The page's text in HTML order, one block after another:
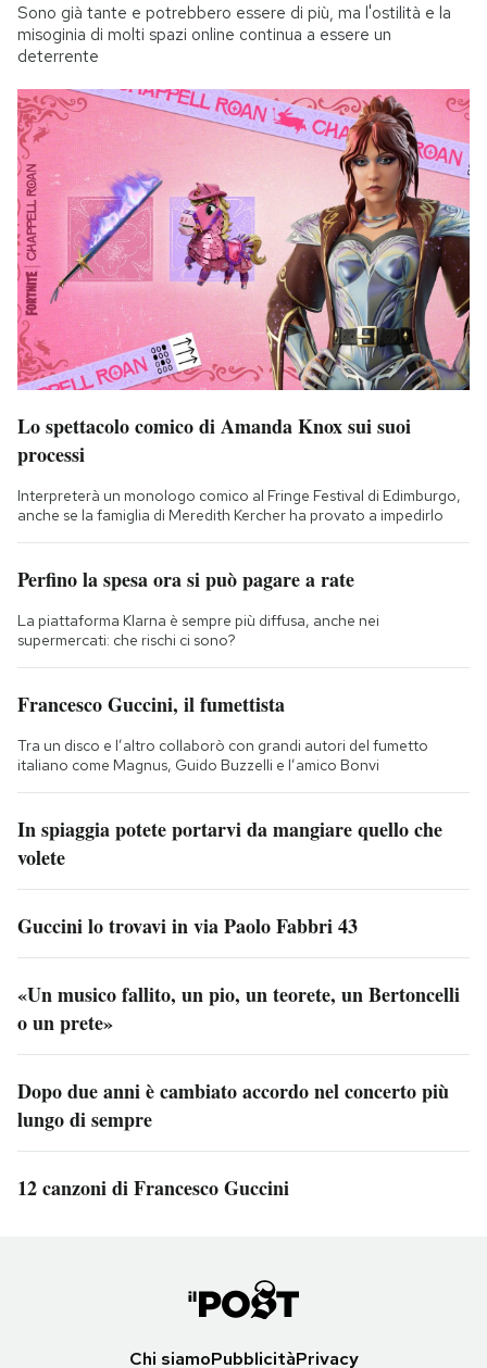
Sono già tante e potrebbero essere di più, ma l'ostilità e la
misoginia di molti spazi online continua a essere un
deterrente
Lo spettacolo comico di Amanda Knox sui suoi
processi
Interpreterà un monologo comico al Fringe Festival di Edimburgo,
anche se la famiglia di Meredith Kercher ha provato a impedirlo
Perfino la spesa ora si può pagare a rate
La piattaforma Klarna è sempre più diffusa, anche nei
supermercati: che rischi ci sono?
Francesco Guccini, il fumettista
Tra un disco e l’altro collaborò con grandi autori del fumetto
italiano come Magnus, Guido Buzzelli e l’amico Bonvi
In spiaggia potete portarvi da mangiare quello che
volete
Guccini lo trovavi in via Paolo Fabbri 43
«Un musico fallito, un pio, un teorete, un Bertoncelli
o un prete»
Dopo due anni è cambiato accordo nel concerto più
lungo di sempre
12 canzoni di Francesco Guccini
Chi siamoPubblicitàPrivacy